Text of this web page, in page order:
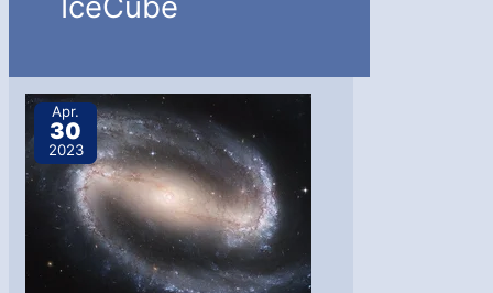
Apr.
30
2023